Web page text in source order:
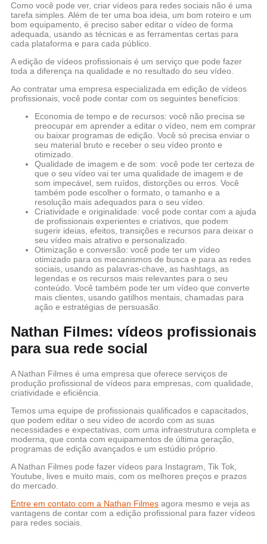
Como você pode ver, criar vídeos para redes sociais não é uma
tarefa simples. Além de ter uma boa ideia, um bom roteiro e um
bom equipamento, é preciso saber editar o vídeo de forma
adequada, usando as técnicas e as ferramentas certas para
cada plataforma e para cada público.
A edição de vídeos profissionais é um serviço que pode fazer
toda a diferença na qualidade e no resultado do seu vídeo.
Ao contratar uma empresa especializada em edição de vídeos
profissionais, você pode contar com os seguintes benefícios:
Economia de tempo e de recursos: você não precisa se
preocupar em aprender a editar o vídeo, nem em comprar
ou baixar programas de edição. Você só precisa enviar o
seu material bruto e receber o seu vídeo pronto e
otimizado.
Qualidade de imagem e de som: você pode ter certeza de
que o seu vídeo vai ter uma qualidade de imagem e de
som impecável, sem ruídos, distorções ou erros. Você
também pode escolher o formato, o tamanho e a
resolução mais adequados para o seu vídeo.
Criatividade e originalidade: você pode contar com a ajuda
de profissionais experientes e criativos, que podem
sugerir ideias, efeitos, transições e recursos para deixar o
seu vídeo mais atrativo e personalizado.
Otimização e conversão: você pode ter um vídeo
otimizado para os mecanismos de busca e para as redes
sociais, usando as palavras-chave, as hashtags, as
legendas e os recursos mais relevantes para o seu
conteúdo. Você também pode ter um vídeo que converte
mais clientes, usando gatilhos mentais, chamadas para
ação e estratégias de persuasão.
Nathan Filmes: vídeos profissionais
para sua rede social
A Nathan Filmes é uma empresa que oferece serviços de
produção profissional de vídeos para empresas, com qualidade,
criatividade e eficiência.
Temos uma equipe de profissionais qualificados e capacitados,
que podem editar o seu vídeo de acordo com as suas
necessidades e expectativas, com uma infraestrutura completa e
moderna, que conta com equipamentos de última geração,
programas de edição avançados e um estúdio próprio.
A Nathan Filmes pode fazer vídeos para Instagram, Tik Tok,
Youtube, lives e muito mais, com os melhores preços e prazos
do mercado.
Entre em contato com a Nathan Filmes agora mesmo e veja as
vantagens de contar com a edição profissional para fazer vídeos
para redes sociais.